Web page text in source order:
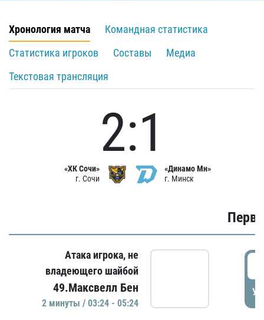
Хронология матча
Командная статистика
Статистика игроков
Составы
Медиа
Текстовая трансляция
«ХК Сочи»
г. Сочи
2:1
«Динамо Мн»
г. Минск
Атака игрока, не
владеющего шайбой
49.Максвелл Бен
2 минуты / 03:24 - 05:24